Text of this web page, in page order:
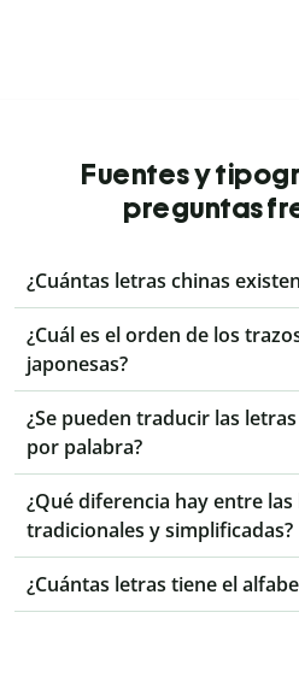
Fuentes y
preguntas
¿Cuántas letras chinas
¿Cuál es el orden de los
japonesas?
¿Se pueden traducir las
por palabra?
¿Qué diferencia hay entre
tradicionales y simplificadas?
¿Cuántas letras tiene el